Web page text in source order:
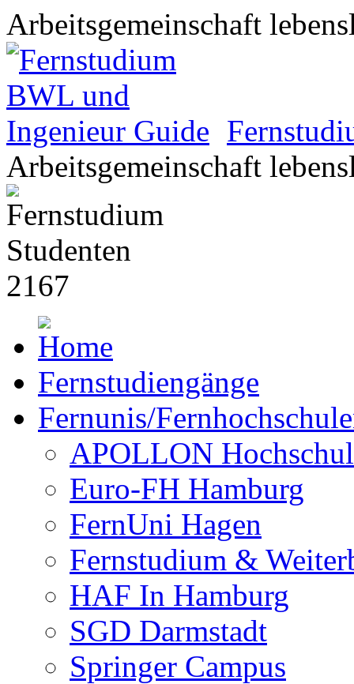
Arbeitsgemeinschaft
Arbeitsgemeinschaft
Fernstudiengänge
Fernunis/
APOLLON
Euro-FH Hamburg
FernUni Hagen
Fernstudium &
HAF In Hamburg
SGD Darmstadt
Springer Campus